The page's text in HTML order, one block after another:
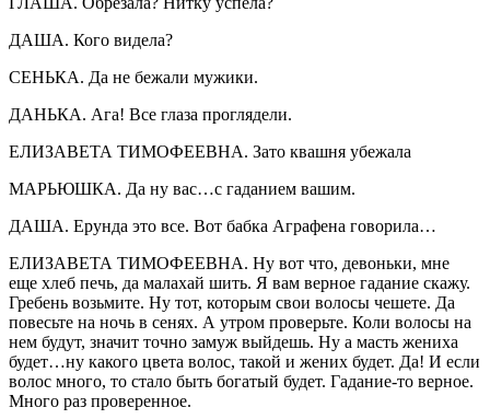
ДАША. Кого видела?
CЕНЬКА. Да не бежали мужики.
ДАНЬКА. Ага! Все глаза проглядели.
ЕЛИЗАВЕТА ТИМОФЕЕВНА. Зато квашня убежала
МАРЬЮШКА. Да ну вас…с гаданием вашим.
ДАША. Ерунда это все. Вот бабка Аграфена говорила…
ЕЛИЗАВЕТА ТИМОФЕЕВНА. Ну вот что, девоньки, мне
еще хлеб печь, да малахай шить. Я вам верное гадание скажу.
Гребень возьмите. Ну тот, которым свои волосы чешете. Да
повесьте на ночь в сенях. А утром проверьте. Коли волосы на
нем будут, значит точно замуж выйдешь. Ну а масть жениха
будет…ну какого цвета волос, такой и жених будет. Да! И если
волос много, то стало быть богатый будет. Гадание-то верное.
Много раз проверенное.